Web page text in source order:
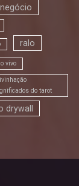
negócio
ralo
vivo
do tarot
drywall